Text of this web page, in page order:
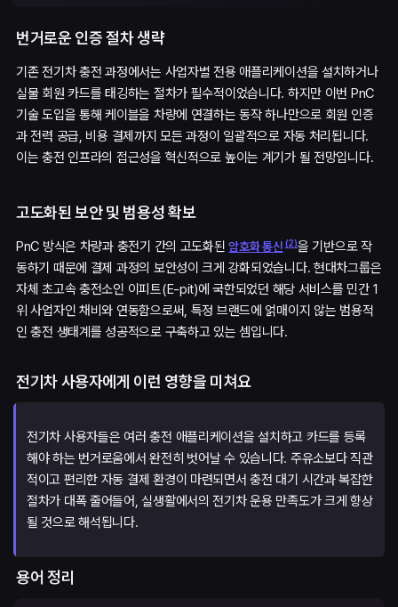
번거로운 인증 절차 생략
기존 전기차 충전 과정에서는 사업자별 전용 애플리케이션을 설치하거나
실물 회원 카드를 태깅하는 절차가 필수적이었습니다. 하지만 이번 PnC
기술 도입을 통해 케이블을 차량에 연결하는 동작 하나만으로 회원 인증
과 전력 공급, 비용 결제까지 모든 과정이 일괄적으로 자동 처리됩니다.
이는 충전 인프라의 접근성을 혁신적으로 높이는 계기가 될 전망입니다.
고도화된 보안 및 범용성 확보
PnC 방식은 차량과 충전기 간의 고도화된암호화 통신 (2)을 기반으로 작
동하기 때문에 결제 과정의 보안성이 크게 강화되었습니다. 현대차그룹은
자체 초고속 충전소인 이피트(E-pit)에 국한되었던 해당 서비스를 민간 1
위 사업자인 채비와 연동함으로써, 특정 브랜드에 얽매이지 않는 범용적
인 충전 생태계를 성공적으로 구축하고 있는 셈입니다.
전기차 사용자에게 이런 영향을 미쳐요
전기차 사용자들은 여러 충전 애플리케이션을 설치하고 카드를 등록
해야 하는 번거로움에서 완전히 벗어날 수 있습니다. 주유소보다 직관
적이고 편리한 자동 결제 환경이 마련되면서 충전 대기 시간과 복잡한
절차가 대폭 줄어들어, 실생활에서의 전기차 운용 만족도가 크게 향상
될 것으로 해석됩니다.
용어 정리